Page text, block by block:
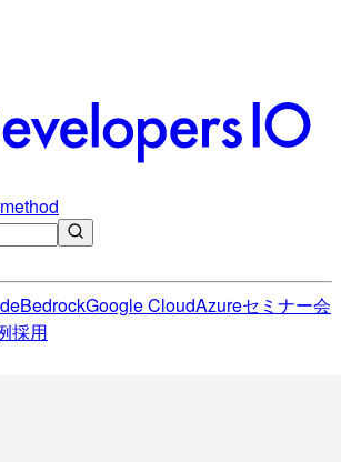
BedrockGoogle CloudAzureセミナー会
採用